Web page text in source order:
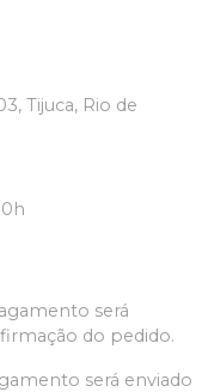
Tijuca, Rio de
será
do pedido.
será enviado